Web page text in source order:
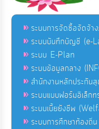
ระบบการจัดซื้อจัดจ้า
ระบบบันทึกบัญชี (e-
ระบบ E-Plan
ระบบข้อมูลกลาง
สำนักงานหลักประกัน
ระบบแบบฟอร์มอิเล็
ระบบเบี้ยยังชีพ
ระบบการศึกษาท้องถิ่